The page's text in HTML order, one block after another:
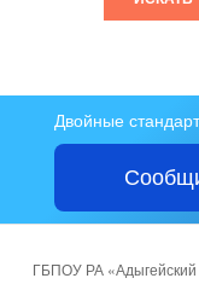
Двойные
ГБПОУ РА «Адыгейский